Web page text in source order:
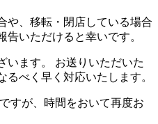
や、移転・閉店している場合
いただけると幸いです。
います。 お送りいただいた
べく早く対応いたします。
すが、時間をおいて再度お